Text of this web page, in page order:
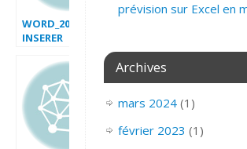
WORD_2007_
INSERER
SYMBOLE_EQUATION
prévision sur Excel en
Archives
mars 2024(1)
février 2023 (1)